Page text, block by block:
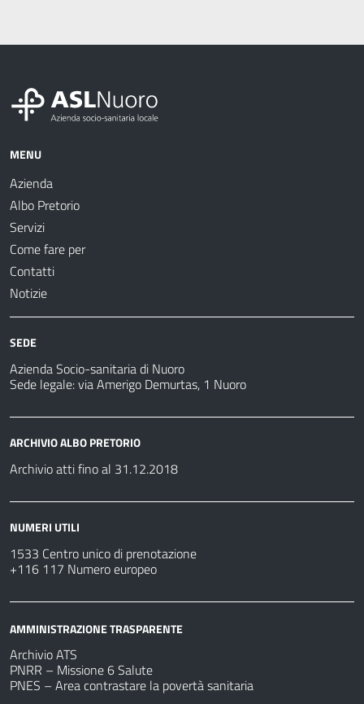
MENU
Azienda
Albo Pretorio
Servizi
Come fare per
Contatti
Notizie
SEDE
Azienda Socio-sanitaria di Nuoro
Sede legale: via Amerigo Demurtas, 1 Nuoro
ARCHIVIO ALBO PRETORIO
Archivio atti fino al 31.12.2018
NUMERI UTILI
1533 Centro unico di prenotazione
+116 117 Numero europeo
AMMINISTRAZIONE TRASPARENTE
Archivio ATS
PNRR – Missione 6 Salute
PNES – Area contrastare la povertà sanitaria